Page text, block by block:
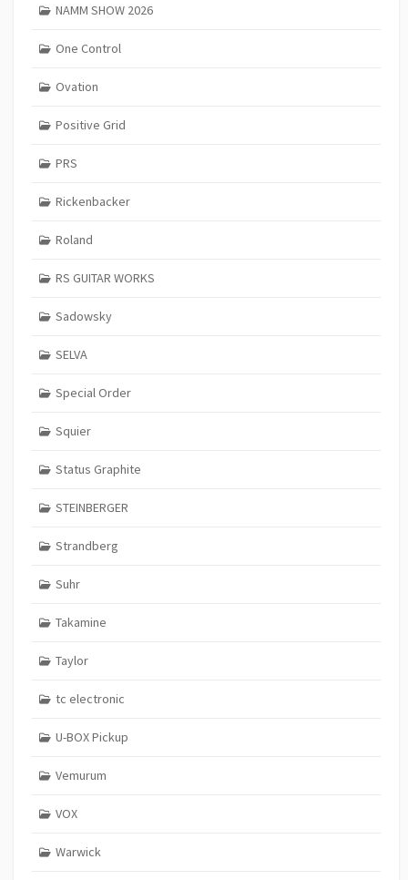
NAMM SHOW 2026
One Control
Ovation
Positive Grid
PRS
Rickenbacker
Roland
RS GUITAR WORKS
Sadowsky
SELVA
Special Order
Squier
Status Graphite
STEINBERGER
Strandberg
Suhr
Takamine
Taylor
tc electronic
U-BOX Pickup
Vemurum
VOX
Warwick